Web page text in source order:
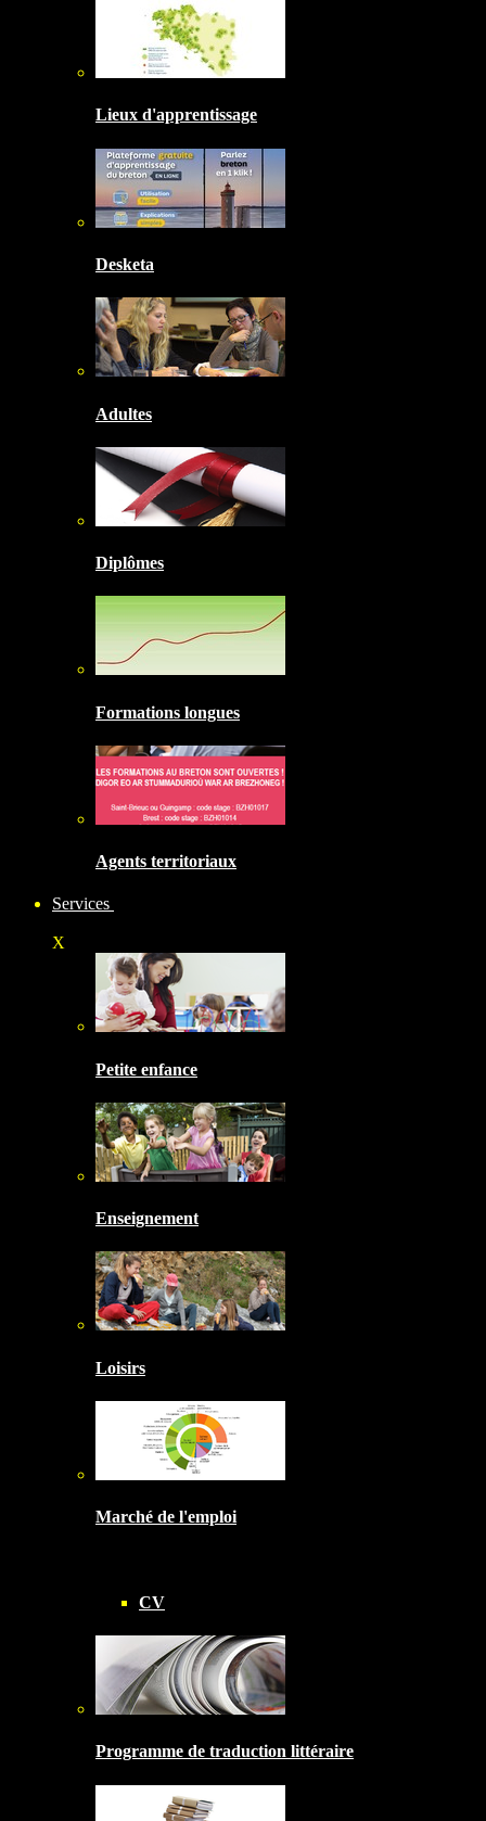
Lieux d'apprentissage
Desketa
Adultes
Diplômes
Formations longues
Agents territoriaux
Services
X
Petite enfance
Enseignement
Loisirs
Marché de l'emploi
CV
Programme de traduction littéraire